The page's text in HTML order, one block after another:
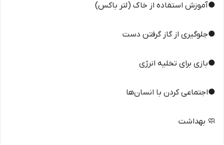
●آموزش استفاده از خاک (لتر باکس)
●جلوگیری از گاز گرفتن دست
●بازی برای تخلیه انرژی
●اجتماعی کردن با انسان‌ها
🧼 بهداشت